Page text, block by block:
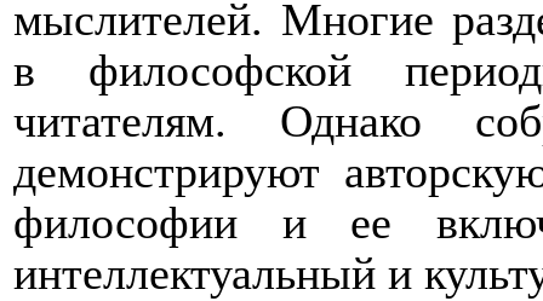
мыслителей. Многие
в философской
читателям. Однако
демонстрируют
философии и ее
интеллектуальный и